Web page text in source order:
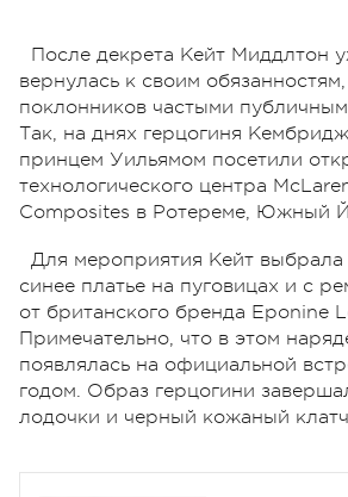
После декрета Кейт Миддлтон
вернулась к своим
поклонников частыми
Так, на днях герцогиня
принцем Уильямом посетили
технологического центра
Composites в Ротереме, Южный
Для мероприятия Кейт выбрала
синее платье на пуговицах и с
от британского бренда Eponine
Примечательно, что в этом
появлялась на официальной
годом. Образ герцогини
лодочки и черный кожаный